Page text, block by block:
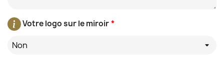
*
Votre logo sur le miroir
Non